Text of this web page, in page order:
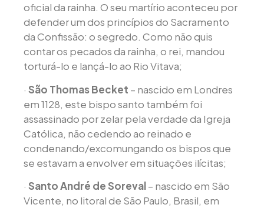
oficial da rainha. O seu martírio aconteceu por
defender um dos princípios do Sacramento
da Confissão: o segredo. Como não quis
contar os pecados da rainha, o rei, mandou
torturá-lo e lançá-lo ao Rio Vitava;
· São Thomas Becket – nascido em Londres
em 1128, este bispo santo também foi
assassinado por zelar pela verdade da Igreja
Católica, não cedendo ao reinado e
condenando/excomungando os bispos que
se estavam a envolver em situações ilícitas;
· Santo André de Soreval– nascido em São
Vicente, no litoral de São Paulo, Brasil, em